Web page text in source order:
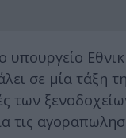
υπουργείο
σε μία τάξη
των
τις